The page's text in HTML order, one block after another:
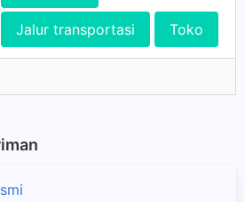
Jalur transportasi Toko